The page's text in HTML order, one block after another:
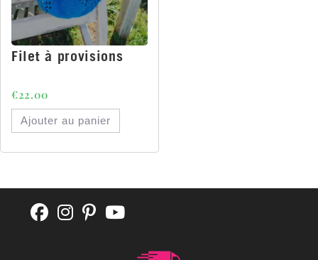
Filet à provisions
€22.00
Ajouter au panier